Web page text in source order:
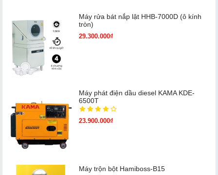
Máy rửa bát nắp lật HHB-7000D (ô kính
tròn)
29.300.000₫
Máy phát điện dầu diesel KAMA KDE-
6500T
23.900.000₫
Máy trộn bột Hamiboss-B15